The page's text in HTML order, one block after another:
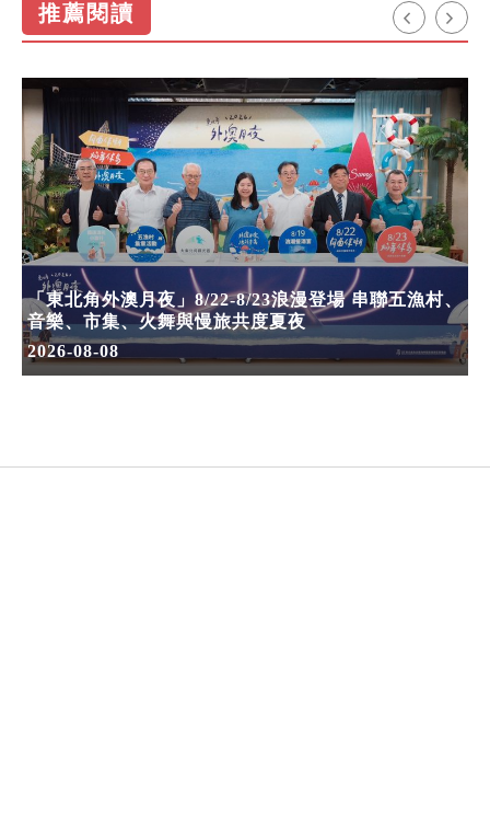
推薦閱讀
「東北角外澳月夜」8/22-8/23浪漫登場 串聯五漁村、
音樂、市集、火舞與慢旅共度夏夜
2026-08-08